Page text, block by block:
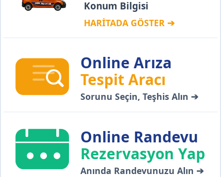
Konum Bilgisi
HARİTADA GÖSTER ➔
Online Arıza
Tespit Aracı
Sorunu Seçin, Teşhis Alın ➔
Online Randevu
Rezervasyon Yap
Anında Randevunuzu Alın ➔